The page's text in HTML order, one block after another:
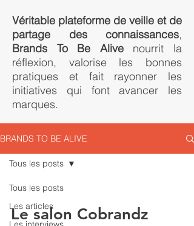
Véritable plateforme de veille et de
partage des connaissances,
Brands To Be Alivenourrit la
réflexion, valorise les bonnes
pratiques et fait rayonner les
initiatives qui font avancer les
marques.
BRANDS TO BE ALIVE
Tous les posts
Les articles
Tous les posts
Le salon Cobrandz